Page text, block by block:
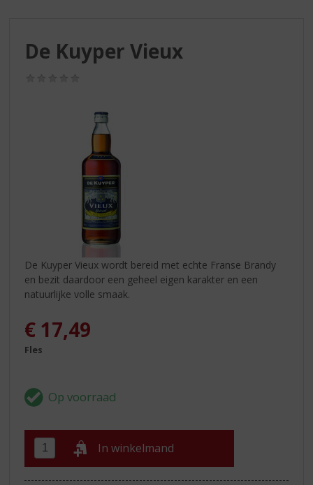
De Kuyper Vieux
De Kuyper Vieux wordt bereid met echte Franse Brandy
en bezit daardoor een geheel eigen karakter en een
natuurlijke volle smaak.
€ 17,49
Fles
In winkelmand